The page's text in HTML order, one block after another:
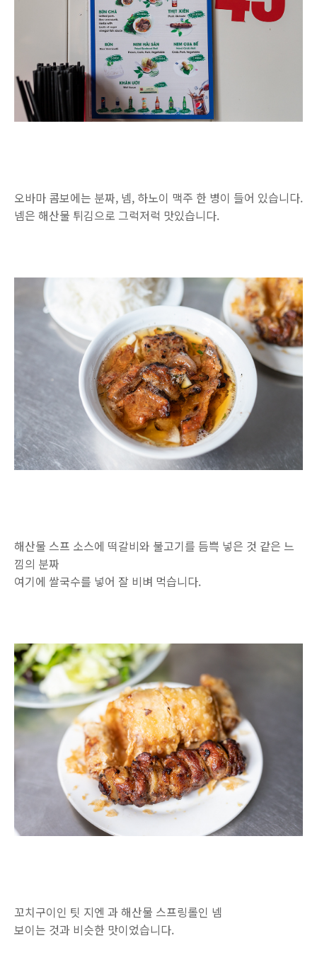
오바마 콤보에는 분짜, 넴, 하노이 맥주 한 병이 들어 있습니다.
넴은 해산물 튀김으로 그럭저럭 맛있습니다.
해산물 스프 소스에 떡갈비와 불고기를 듬쁙 넣은 것 같은 느
낌의 분짜
여기에 쌀국수를 넣어 잘 비벼 먹습니다.
꼬치구이인 팃 지엔 과 해산물 스프링롤인 넴
보이는 것과 비슷한 맛이었습니다.